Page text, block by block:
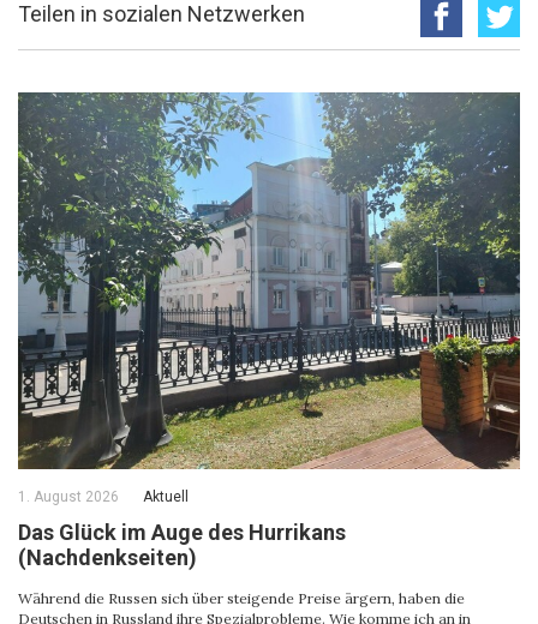
Teilen in sozialen Netzwerken
1. August 2026 Aktuell
Das Glück im Auge des Hurrikans
(Nachdenkseiten)
Während die Russen sich über steigende Preise ärgern, haben die
Deutschen in Russland ihre Spezialprobleme. Wie komme ich an in